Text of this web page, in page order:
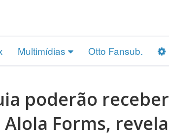
Multimídias Otto Fansub.
poderão receber
Forms, revela